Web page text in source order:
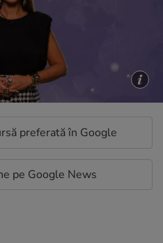
preferată în Google
pe Google News